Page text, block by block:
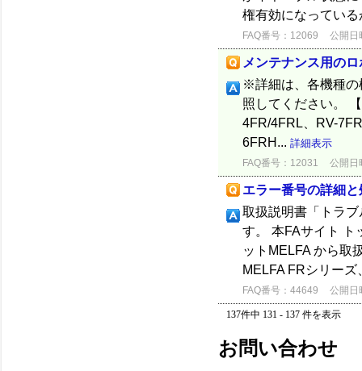
権有効になってい
FAQ番号：12069 公開日
メンテナンス用の
※詳細は、各機種の
照してください。
4FR/4FRL、RV-
6FRH... 詳細表示
FAQ番号：12031 公開日
エラー番号の詳細
取扱説明書「トラ
す。 本FAサイト
ットMELFA から取
MELFA FRシリー
FAQ番号：44649 公開日
137件中 131 - 137 件を表示
お問い合わせ